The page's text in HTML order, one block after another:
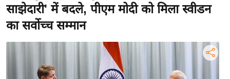
र
साझेदारी' में बदले, पीएम मोदी को मिला स्वीडन
का सर्वोच्च सम्मान